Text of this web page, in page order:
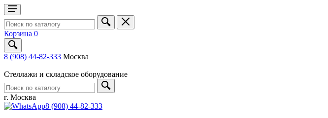
Корзина 0
8 (908) 44-82-333 Москва
Стеллажи и складское оборудование
г. Москва
8 (908) 44-82-333